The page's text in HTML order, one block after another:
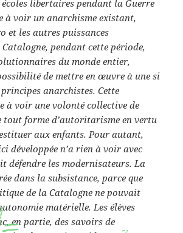
écoles libertaires pendant la Guerre
à voir un anarchisme existant,
et les autres puissances
Catalogne, pendant cette période,
du monde entier,
de mettre en œuvre à une si
anarchistes. Cette
à voir une volonté collective de
tout forme d’autoritarisme en vertu
aux enfants. Pour autant,
développée n’a rien à voir avec
défendre les modernisateurs. La
dans la subsistance, parce que
de la Catalogne ne pouvait
matérielle. Les élèves
en partie, des savoirs de